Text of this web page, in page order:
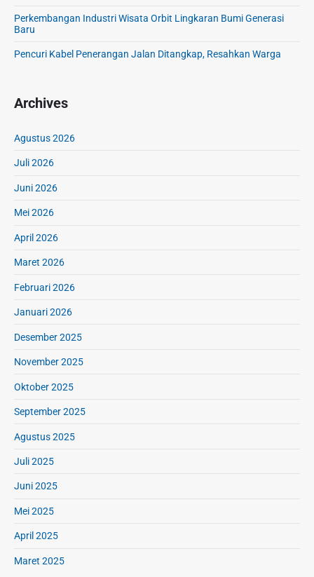
Perkembangan Industri Wisata Orbit Lingkaran Bumi Generasi
Baru
Pencuri Kabel Penerangan Jalan Ditangkap, Resahkan Warga
Archives
Agustus 2026
Juli 2026
Juni 2026
Mei 2026
April 2026
Maret 2026
Februari 2026
Januari 2026
Desember 2025
November 2025
Oktober 2025
September 2025
Agustus 2025
Juli 2025
Juni 2025
Mei 2025
April 2025
Maret 2025